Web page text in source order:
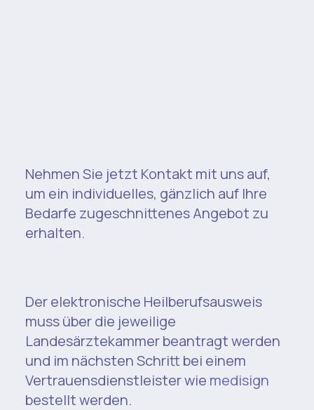
Nehmen Sie jetzt Kontakt mit uns auf,
um ein individuelles, gänzlich auf Ihre
Bedarfe zugeschnittenes Angebot zu
erhalten.
Der elektronische Heilberufsausweis
muss über die jeweilige
Landesärztekammer beantragt werden
und im nächsten Schritt bei einem
Vertrauensdienstleister wie medisign
bestellt werden.​